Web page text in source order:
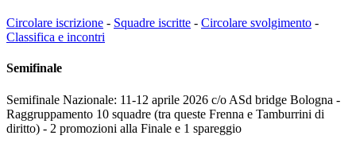
Circolare iscrizione - Squadre iscritte - Circolare svolgimento -
Classifica e incontri
Semifinale
Semifinale Nazionale: 11-12 aprile 2026 c/o ASd bridge Bologna -
Raggruppamento 10 squadre (tra queste Frenna e Tamburrini di
diritto) - 2 promozioni alla Finale e 1 spareggio